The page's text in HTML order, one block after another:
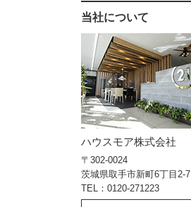
当社について
ハウスモア株式会社
〒302-0024
茨城県取手市新町6丁目2-7
TEL：0120-271223